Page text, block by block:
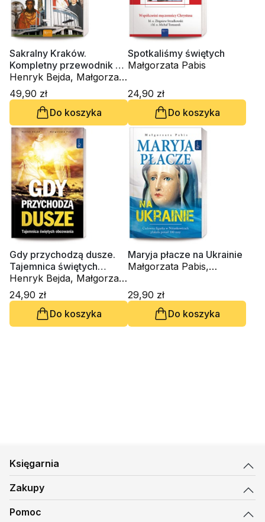
Sakralny Kraków.
Kompletny przewodnik od
Ado Z.
Henryk Bejda, Małgorzata
Pabis, Mieczysław Pabis
49,90 zł
Do koszyka
Spotkaliśmy świętych
Małgorzata Pabis
24,90 zł
Do koszyka
Gdy przychodzą dusze.
Tajemnica świętych
obcowania
Henryk Bejda, Małgorzata
Pabis
24,90 zł
Do koszyka
Maryja płacze na Ukrainie
Małgorzata Pabis,
Henryk Bejda
29,90 zł
Do koszyka
Księgarnia
Zakupy
Pomoc